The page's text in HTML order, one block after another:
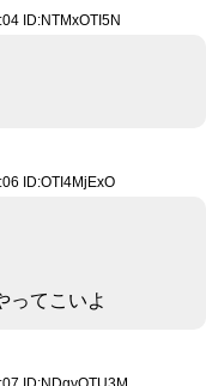
ID:NTMxOTI5N
ID:OTI4MjExO
ってこいよ